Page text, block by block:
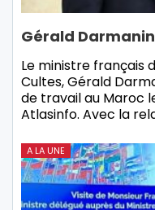
Gérald
Le ministre français
Cultes, Gérald
de travail au Maroc
Atlasinfo. Avec la
A LA UNE